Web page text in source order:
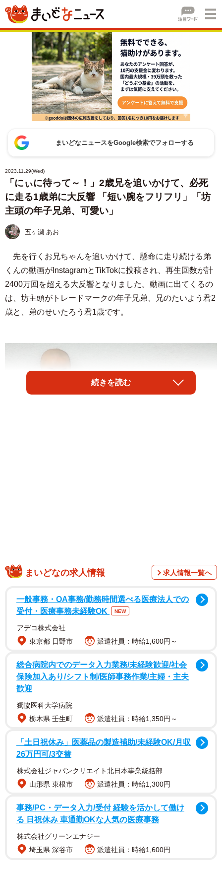
まいどなニュースをGoogle検索でフォローする
2023.11.29(Wed)
「にぃに待って～！」2歳兄を追いかけて、必死
に走る1歳弟に大反響 「短い腕をフリフリ」「坊
主頭の年子兄弟、可愛い」
五ヶ瀬 あお
先を行くお兄ちゃんを追いかけて、懸命に走り続ける弟
くんの動画がInstagramとTikTokに投稿され、再生回数が計
2400万回を超える大反響となりました。動画に出てくるの
は、坊主頭がトレードマークの年子兄弟、兄のたいよう君2
歳と、弟のせいたろう君1歳です。
ファミリーさん）
「よう〜い、ドン！」を合図に、走り出す二人。勢いよく
走って遠ざかるお兄ちゃんを追いかけて、せいたろう君も
両腕を振って、ほっぺを揺らしながら、一生懸命走りま
す。せいたろう君の表情は真剣そのもの……！
続きを読む
まいどなの求人情報 求人情報一覧へ
一般事務・OA事務/勤務時間選べる医療法人での
受付・医療事務未経験OK
NEW
アデコ株式会社
東京都 日野市
派遣社員：時給1,600円～
総合病院内でのデータ入力業務/未経験歓迎/社会
保険加入あり/シフト制/医師事務作業/主婦・主夫
歓迎
獨協医科大学病院
栃木県 壬生町
派遣社員：時給1,350円～
「土日祝休み」医薬品の製造補助/未経験OK/月収
26万円可/3交替
株式会社ジャパンクリエイト北日本事業統括部
山形県 東根市
派遣社員：時給1,300円
事務/PC・データ入力/受付 経験を活かして働け
る 日祝休み 車通勤OKな人気の医療事務
株式会社グリーンエナジー
埼玉県 深谷市
派遣社員：時給1,600円